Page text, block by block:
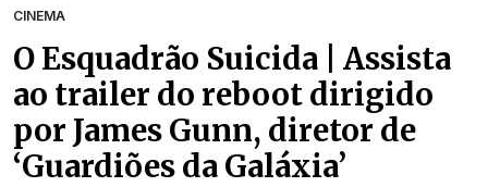
CINEMA
O Esquadrão Suicida | Assista
ao trailer do reboot dirigido
por James Gunn, diretor de
‘Guardiões da Galáxia’